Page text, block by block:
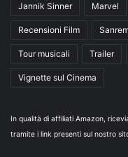
Jannik Sinner Marvel
Recensioni Film
Tour musicali Trailer
Vignette sul Cinema
In qualità di affiliati Amazon,
tramite i link presenti sul nostro